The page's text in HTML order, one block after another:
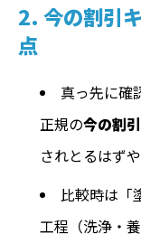
2. 今の割引
点
真っ先に確
正規の今の割
されとるはずや
比較時は「
工程（洗浄・